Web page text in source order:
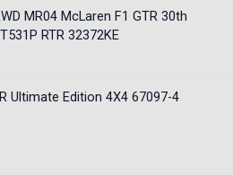
MR04 McLaren F1 GTR 30th
RTR 32372KE
Ultimate Edition 4X4 67097-4